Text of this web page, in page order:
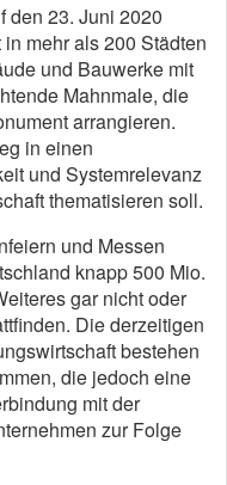
den 23. Juni 2020
mehr als 200 Städten
und Bauwerke mit
Mahnmale, die
arrangieren.
in einen
und Systemrelevanz
thematisieren soll.
und Messen
knapp 500 Mio.
gar nicht oder
Die derzeitigen
bestehen
die jedoch eine
mit der
zur Folge